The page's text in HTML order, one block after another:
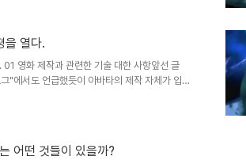
영상으로 채워져 있다고 하더라도 채워져야
치를 상실하게 되어 관객으로부터 혹평을 받게
을 열다.
영화 제작과 관련한 기술 대한 사항앞선 글
"에서도 언급했듯이 아바타의 제작 자체가 입체
하여 많은 분들이 아바타를 다시 보게 만든 요
해드리고 싶습니다. 물론 iMAX를 볼 수 있는 경
어떤 것들이 있을까?